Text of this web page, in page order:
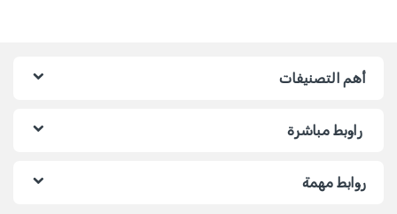
أهم التصنيفات
راوبط مباشرة
روابط مهمة